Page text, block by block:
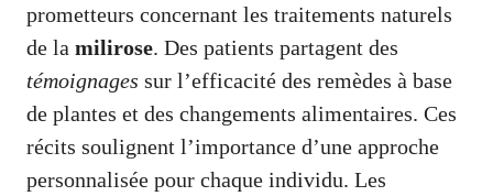
prometteurs concernant les traitements naturels
de la milirose. Des patients partagent des
témoignages sur l’efficacité des remèdes à base
de plantes et des changements alimentaires. Ces
récits soulignent l’importance d’une approche
personnalisée pour chaque individu. Les